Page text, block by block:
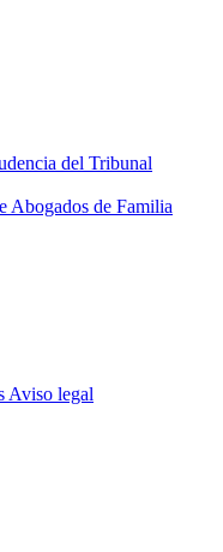
del Tribunal
Abogados de Familia
Aviso legal